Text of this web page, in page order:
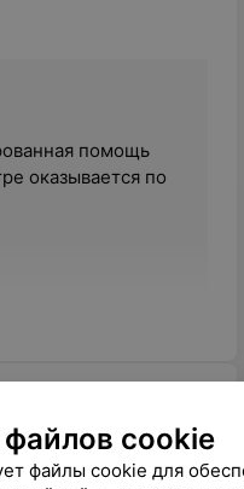
помощь
оказывается по
первой
cookie
файлы cookie для